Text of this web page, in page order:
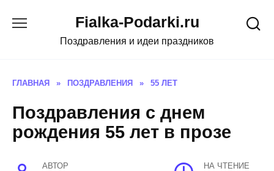
Fialka-Podarki.ru
Поздравления и идеи праздников
ГЛАВНАЯ » ПОЗДРАВЛЕНИЯ » 55 ЛЕТ
Поздравления с днем
рождения 55 лет в прозе
АВТОР НА ЧТЕНИЕ